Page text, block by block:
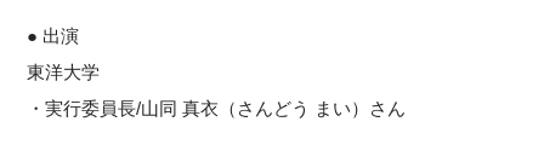
● 出演
東洋大学
・実行委員長/山同 真衣（さんどう まい）さん